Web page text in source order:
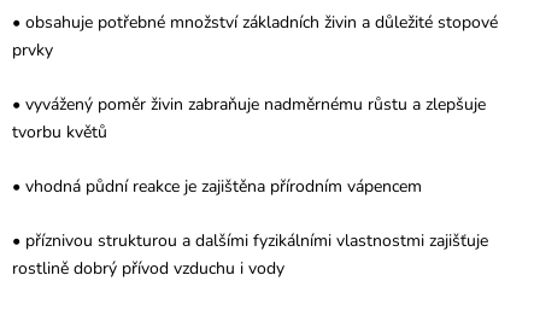
• obsahuje potřebné množství základních živin a důležité stopové
prvky
• vyvážený poměr živin zabraňuje nadměrnému růstu a zlepšuje
tvorbu květů
• vhodná půdní reakce je zajištěna přírodním vápencem
• příznivou strukturou a dalšími fyzikálními vlastnostmi zajišťuje
rostlině dobrý přívod vzduchu i vody